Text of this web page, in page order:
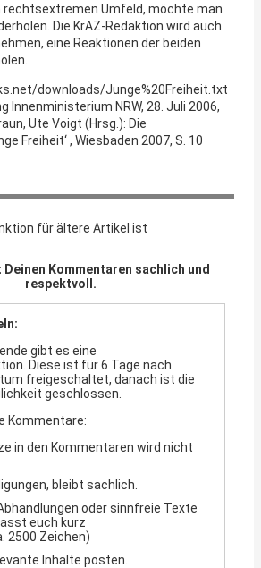
rechtsextremen Umfeld, möchte man
Die KrAZ-Redaktion wird auch
eine Reaktionen der beiden
downloads/Junge%20Freiheit.txt
NRW, 28. Juli 2006,
Ute Voigt (Hrsg.): Die
Freiheit‘ , Wiesbaden 2007, S. 10
für ältere Artikel ist
Kommentaren sachlich und
respektvoll.
gibt es eine
Diese ist für 6 Tage nach
freigeschaltet, danach ist die
geschlossen.
Kommentare:
in den Kommentaren wird nicht
bleibt sachlich.
oder sinnfreie Texte
euch kurz
2500 Zeichen)
Inhalte posten.